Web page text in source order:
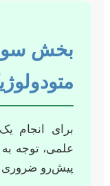
بخش
برای انجام
علمی، توجه
پیش‌رو